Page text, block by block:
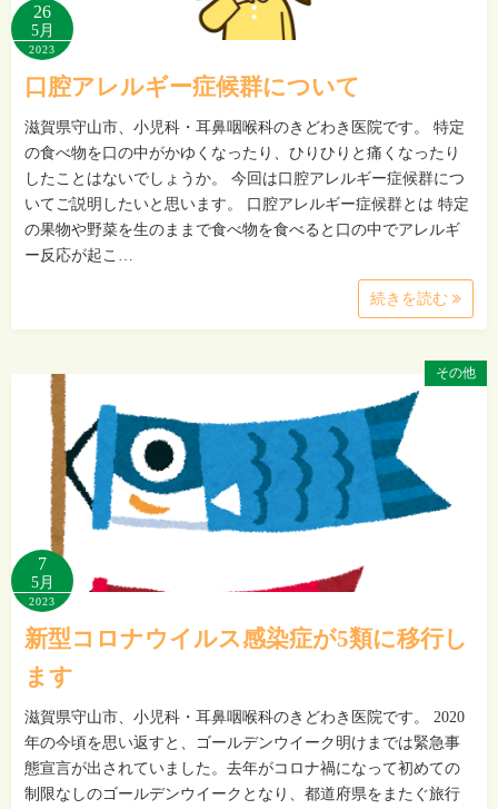
26
5月
2023
口腔アレルギー症候群について
滋賀県守山市、小児科・耳鼻咽喉科のきどわき医院です。 特定
の食べ物を口の中がかゆくなったり、ひりひりと痛くなったり
したことはないでしょうか。 今回は口腔アレルギー症候群につ
いてご説明したいと思います。 口腔アレルギー症候群とは 特定
の果物や野菜を生のままで食べ物を食べると口の中でアレルギ
ー反応が起こ…
続きを読む
その他
7
5月
2023
新型コロナウイルス感染症が5類に移行し
ます
滋賀県守山市、小児科・耳鼻咽喉科のきどわき医院です。 2020
年の今頃を思い返すと、ゴールデンウイーク明けまでは緊急事
態宣言が出されていました。去年がコロナ禍になって初めての
制限なしのゴールデンウイークとなり、都道府県をまたぐ旅行